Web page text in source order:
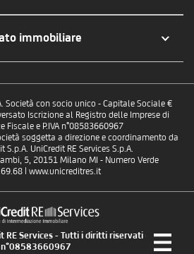
immobiliare
Società con socio unico - Capitale Sociale €
Iscrizione al Registro delle Imprese di
Fiscale e P.IVA n°08583660967
soggetta a direzione e coordinamento da
S.p.A. UniCredit RE Services S.p.A.
5, 20151 Milano MI - Numero Verde
| www.unicreditres.it
Services - Tutti i diritti riservati - P.IVA
n°08583660967